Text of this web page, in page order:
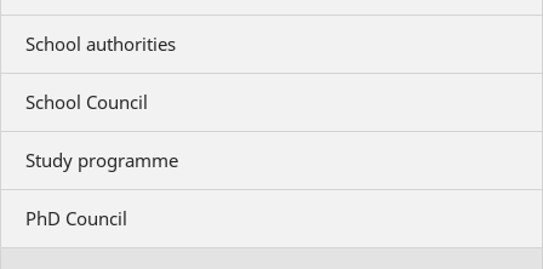
School authorities
School Council
Study programme
PhD Council